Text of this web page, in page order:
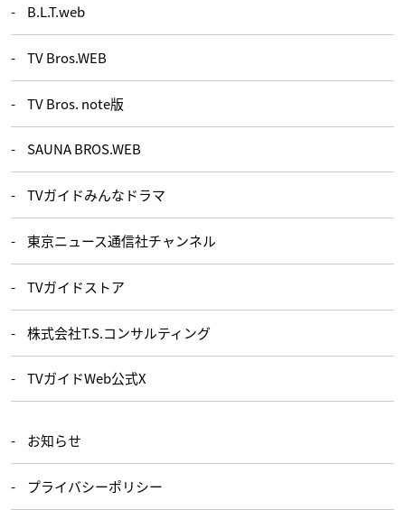
B.L.T.web
TV Bros.WEB
TV Bros. note版
SAUNA BROS.WEB
TVガイドみんなドラマ
東京ニュース通信社チャンネル
TVガイドストア
株式会社T.S.コンサルティング
TVガイドWeb公式X
お知らせ
プライバシーポリシー